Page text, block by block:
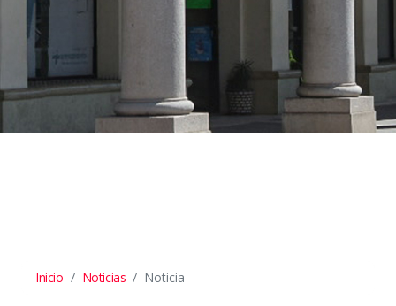
Inicio Noticias Noticia